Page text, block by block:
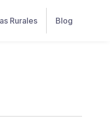
Rurales Blog